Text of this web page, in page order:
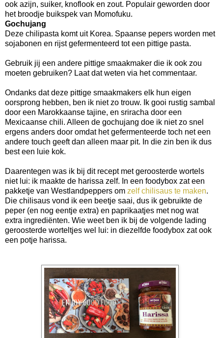
ook azijn, suiker, knoflook en zout. Populair geworden door
het broodje buikspek van Momofuku.
Gochujang
Deze chilipasta komt uit Korea. Spaanse pepers worden met
sojabonen en rijst gefermenteerd tot een pittige pasta.
Gebruik jij een andere pittige smaakmaker die ik ook zou
moeten gebruiken? Laat dat weten via het commentaar.
Ondanks dat deze pittige smaakmakers elk hun eigen
oorsprong hebben, ben ik niet zo trouw. Ik gooi rustig sambal
door een Marokkaanse tajine, en sriracha door een
Mexicaanse chili. Alleen de gochujang doe ik niet zo snel
ergens anders door omdat het gefermenteerde toch net een
andere touch geeft dan alleen maar pit. In die zin ben ik dus
best een luie kok.
Daarentegen was ik bij dit recept met geroosterde wortels
niet lui: ik maakte de harissa zelf. In een foodybox zat een
pakketje van Westlandpeppers om zelf chilisaus te maken.
Die chilisaus vond ik een beetje saai, dus ik gebruikte de
peper (en nog eentje extra) en paprikaatjes met nog wat
extra ingrediënten. Wie weet ben ik bij de volgende lading
geroosterde worteltjes wel lui: in diezelfde foodybox zat ook
een potje harissa.